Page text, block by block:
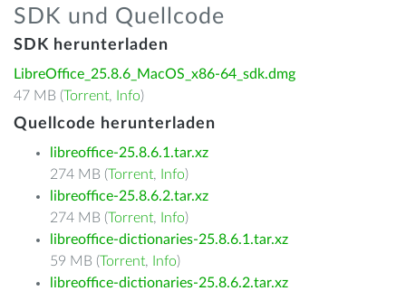
SDK und Quellcode
SDK herunterladen
LibreOffice_25.8.6_MacOS_x86-64_sdk.dmg
47 MB (Torrent, Info)
Quellcode herunterladen
libreoffice-25.8.6.1.tar.xz
274 MB (Torrent, Info)
libreoffice-25.8.6.2.tar.xz
274 MB (Torrent, Info)
libreoffice-dictionaries-25.8.6.1.tar.xz
59 MB (Torrent, Info)
libreoffice-dictionaries-25.8.6.2.tar.xz